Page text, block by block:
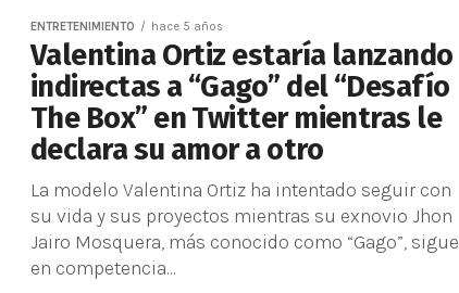
ENTRETENIMIENTO hace 5 años
Valentina Ortiz estaría lanzando
indirectas a “Gago” del “Desafío
The Box” en Twitter mientras le
declara su amor a otro
La modelo Valentina Ortiz ha intentado seguir con
su vida y sus proyectos mientras su exnovio Jhon
Jairo Mosquera, más conocido como “Gago”, sigue
en competencia...